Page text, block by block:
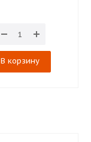
В корзину